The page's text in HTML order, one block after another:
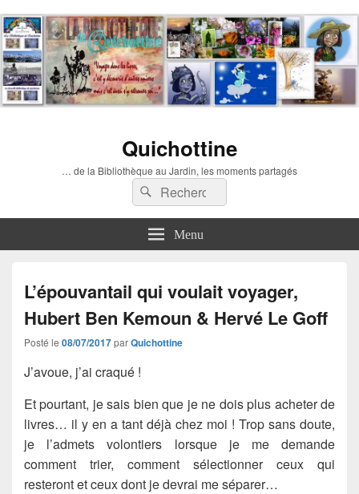
Quichottine
… de la Bibliothèque au Jardin, les moments partagés
Recherche :
Rechercher
Menu
L’épouvantail qui voulait voyager,
Hubert Ben Kemoun & Hervé Le Goff
Posté le 08/07/2017parQuichottine
J’avoue, j’ai craqué !
Et pourtant, je sais bien que je ne dois plus acheter de
livres… il y en a tant déjà chez moi ! Trop sans doute,
je l’admets volontiers lorsque je me demande
comment trier, comment sélectionner ceux qui
resteront et ceux dont je devrai me séparer…